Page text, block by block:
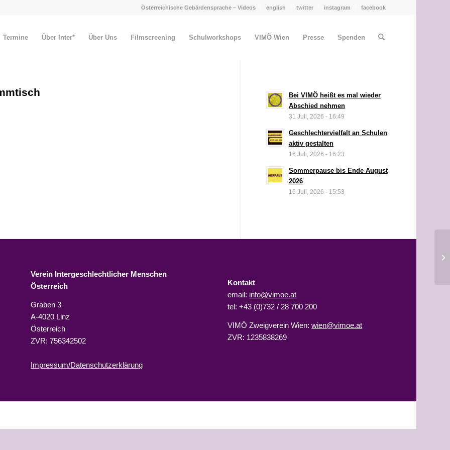
Österreichische Gebärdensprache – Videos english twitter instagram facebook
Termine Über Inter* Über Uns Filmscreening Schulworkshops VIMÖ Wien Presse Spenden
Bei VIMÖ heißt es mal wieder
Abschied nehmen
31 Juli, 2026 - 16:49
Geschlechtervielfalt an Schulen
aktiv gestalten
16 Juli, 2026 - 16:23
Sommerpause bis Ende August
2026
16 Juli, 2026 - 15:53
Verein Intergeschlechtlicher Menschen
Österreich
Graben 3
A-4020 Linz
Österreich
ZVR: 756342502
Impressum/Datenschutzerklärung
Kontakt
email: info@vimoe.at
tel: +43 (0)732 / 28 700 200
VIMÖ Zweigverein Wien:wien@vimoe.at
ZVR: 1235838269